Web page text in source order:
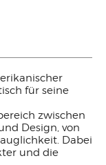
für seine
zwischen
Design, von
Dabei
und die